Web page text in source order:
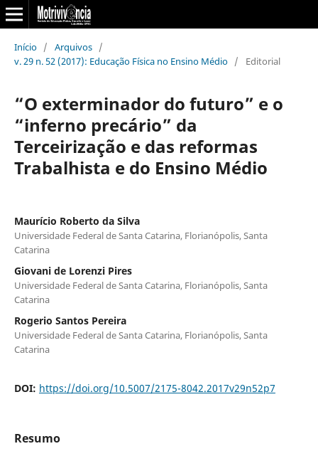
Início / Arquivos /
v. 29 n. 52 (2017): Educação Física no Ensino Médio / Editorial
“O exterminador do futuro” e o
“inferno precário” da
Terceirização e das reformas
Trabalhista e do Ensino Médio
Maurício Roberto da Silva
Universidade Federal de Santa Catarina, Florianópolis, Santa
Catarina
Giovani de Lorenzi Pires
Universidade Federal de Santa Catarina, Florianópolis, Santa
Catarina
Rogerio Santos Pereira
Universidade Federal de Santa Catarina, Florianópolis, Santa
Catarina
DOI: https://doi.org/10.5007/2175-8042.2017v29n52p7
Resumo